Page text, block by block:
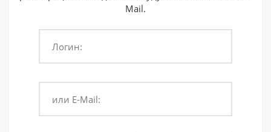
или войдите с помощью
Mail.
Логин:
или E-Mail: